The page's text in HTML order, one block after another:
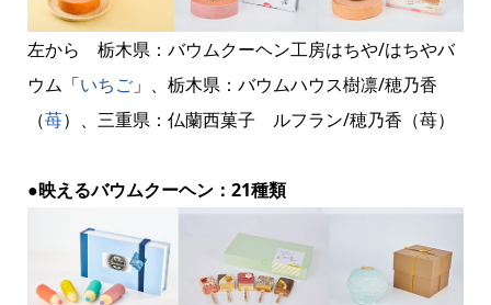
左から 栃木県：バウムクーヘン工房はちや/はちやバ
ウム「いちご」、栃木県：バウムハウス樹凛/穂乃香
（苺）、三重県：仏蘭西菓子 ルフラン/穂乃香（苺）
●映えるバウムクーヘン：21種類